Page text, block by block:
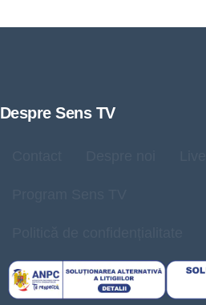
Despre Sens TV